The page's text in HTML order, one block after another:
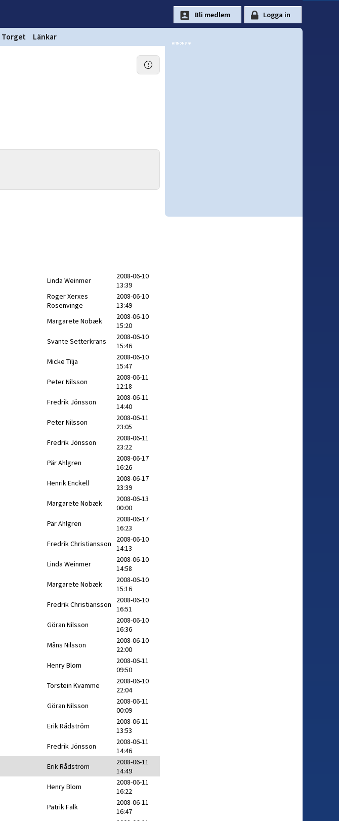
Torget Länkar
Linda Weinmer
2008-06-10
13:39
Roger Xerxes
Rosenvinge
2008-06-10
13:49
Margarete Nobæk
2008-06-10
15:20
Svante Setterkrans
2008-06-10
15:46
Micke Tilja
2008-06-10
15:47
Peter Nilsson
2008-06-11
12:18
Fredrik Jönsson
2008-06-11
14:40
Peter Nilsson
2008-06-11
23:05
Fredrik Jönsson
2008-06-11
23:22
Pär Ahlgren
2008-06-17
16:26
Henrik Enckell
2008-06-17
23:39
Margarete Nobæk
2008-06-13
00:00
Pär Ahlgren
2008-06-17
16:23
Fredrik Christiansson
2008-06-10
14:13
Linda Weinmer
2008-06-10
14:58
Margarete Nobæk
2008-06-10
15:16
Fredrik Christiansson
2008-06-10
16:51
Göran Nilsson
2008-06-10
16:36
Måns Nilsson
2008-06-10
22:00
Henry Blom
2008-06-11
09:50
Torstein Kvamme
2008-06-10
22:04
Göran Nilsson
2008-06-11
00:09
Erik Rådström
2008-06-11
13:53
Fredrik Jönsson
2008-06-11
14:46
Erik Rådström
2008-06-11
14:49
Henry Blom
2008-06-11
16:22
Patrik Falk
2008-06-11
16:47